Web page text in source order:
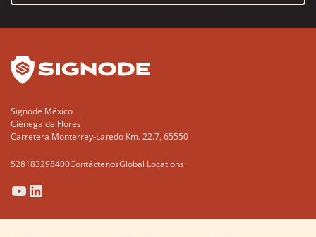
Signode México
Ciénega de Flores
Carretera Monterrey-Laredo Km. 22.7, 65550
528183298400ContáctenosGlobal Locations
(Opens
in
(Opens
in
(Opens
in
(Opens
in